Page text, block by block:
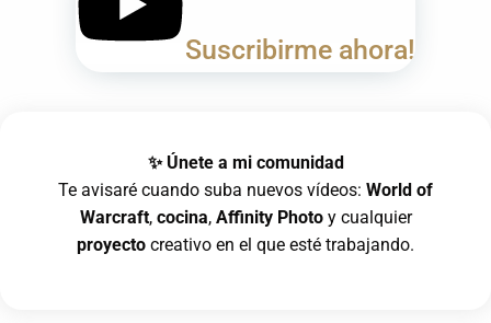
Suscribirme ahora!
✨ Únete a mi comunidad
Te avisaré cuando suba nuevos vídeos: World of
Warcraft, cocina, Affinity Photo y cualquier
proyecto creativo en el que esté trabajando.